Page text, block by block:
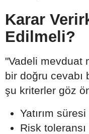
Karar
Edilmeli?
"Vadeli mevduat
bir doğru cevabı
şu kriterler göz
Yatırım süresi
Risk toleransı